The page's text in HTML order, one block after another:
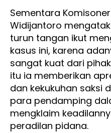
Sementara
Widijantoro
turun tangan ikut
kasus ini, karena
sangat kuat dari
itu ia memberikan
dan kekukuhan saksi
para pendamping
mengklaim
peradilan pidana.